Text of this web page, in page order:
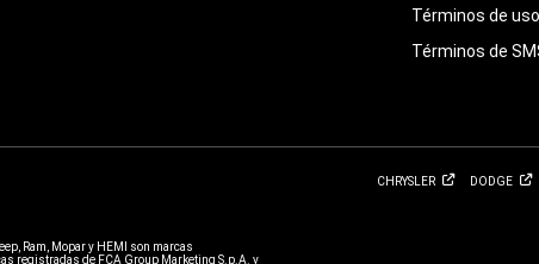
Términos de
Términos de
CHRYSLER DODGE
Ram, Mopar y HEMI son marcas
registradas de FCA Group Marketing S.p.A. y